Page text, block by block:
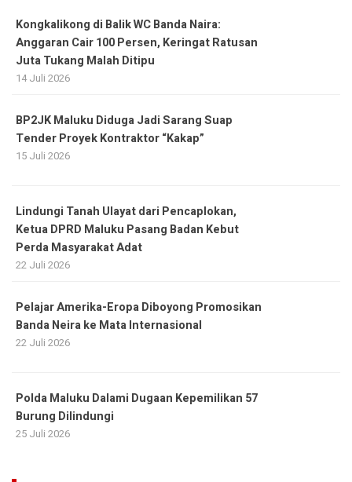
Kongkalikong di Balik WC Banda Naira:
Anggaran Cair 100 Persen, Keringat Ratusan
Juta Tukang Malah Ditipu
14 Juli 2026
BP2JK Maluku Diduga Jadi Sarang Suap
Tender Proyek Kontraktor “Kakap”
15 Juli 2026
Lindungi Tanah Ulayat dari Pencaplokan,
Ketua DPRD Maluku Pasang Badan Kebut
Perda Masyarakat Adat
22 Juli 2026
Pelajar Amerika-Eropa Diboyong Promosikan
Banda Neira ke Mata Internasional
22 Juli 2026
Polda Maluku Dalami Dugaan Kepemilikan 57
Burung Dilindungi
25 Juli 2026